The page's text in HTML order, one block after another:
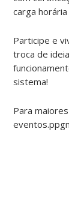
carga
Participe e
troca de
sistema!
Para